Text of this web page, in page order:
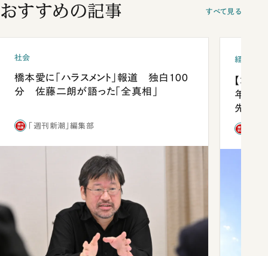
おすすめの記事 すべて見る
社会
橋本愛に「ハラスメント」報道 独白100
分 佐藤二朗が語った「全真相」
「週刊新潮」編集部
経済・ビ
【コン
年会は
先1位